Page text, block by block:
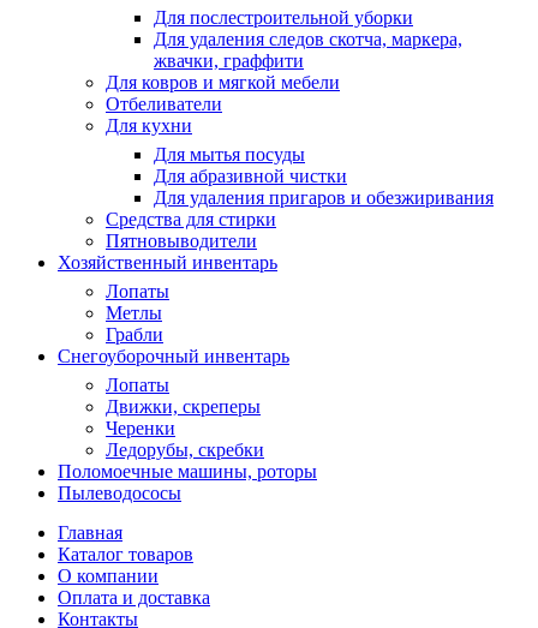
Для послестроительной уборки
Для удаления следов скотча, маркера,
жвачки, граффити
Для ковров и мягкой мебели
Отбеливатели
Для кухни
Для мытья посуды
Для абразивной чистки
Для удаления пригаров и обезжиривания
Средства для стирки
Пятновыводители
Хозяйственный инвентарь
Лопаты
Метлы
Грабли
Снегоуборочный инвентарь
Лопаты
Движки, скреперы
Черенки
Ледорубы, скребки
Поломоечные машины, роторы
Пылеводососы
Главная
Каталог товаров
О компании
Оплата и доставка
Контакты